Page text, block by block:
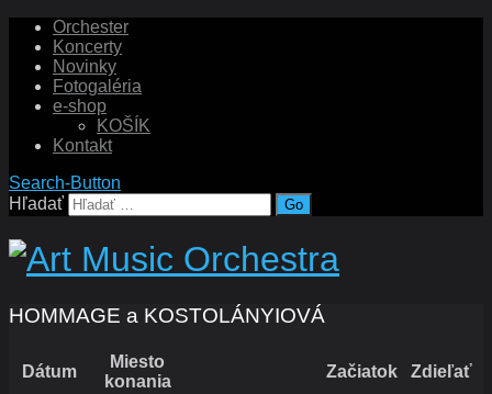
Orchester
Koncerty
Novinky
Fotogaléria
e-shop
KOŠÍK
Kontakt
Search-Button
Hľadať
HOMMAGE a KOSTOLÁNYIOVÁ
Dátum
Miesto
konania
Začiatok
Zdieľať